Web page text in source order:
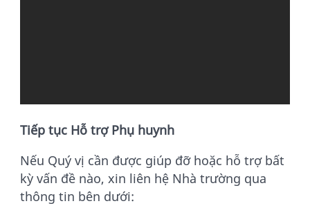
Tiếp tục Hỗ trợ Phụ huynh
Nếu Quý vị cần được giúp đỡ hoặc hỗ trợ bất
kỳ vấn đề nào, xin liên hệ Nhà trường qua
thông tin bên dưới: